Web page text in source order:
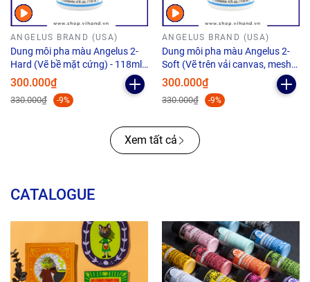
ANGELUS BRAND (USA)
Dung môi pha màu Angelus 2-
Hard (Vẽ bề mặt cứng) - 118ml
(4Oz)
300.000₫
330.000₫ -9%
ANGELUS BRAND (USA)
Dung môi pha màu Angelus 2-
Soft (Vẽ trên vải canvas, mesh) -
118ml (4Oz)
300.000₫
330.000₫ -9%
Xem tất cả
CATALOGUE